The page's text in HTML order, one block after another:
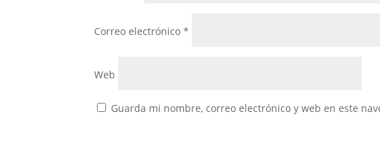
Correo electrónico*
Web
Guarda mi nombre, correo electrónico y web en este